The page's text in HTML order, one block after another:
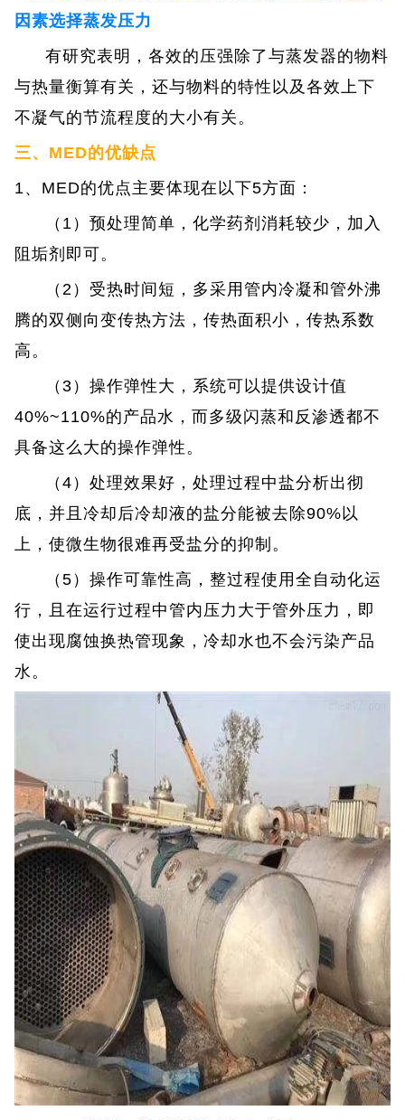
因素选择蒸发压力
有研究表明，各效的压强除了与蒸发器的物料
与热量衡算有关，还与物料的特性以及各效上下
不凝气的节流程度的大小有关。
三、MED的优缺点
1、MED的优点主要体现在以下5方面：
（1）预处理简单，化学药剂消耗较少，加入
阻垢剂即可。
（2）受热时间短，多采用管内冷凝和管外沸
腾的双侧向变传热方法，传热面积小，传热系数
高。
（3）操作弹性大，系统可以提供设计值
40%~110%的产品水，而多级闪蒸和反渗透都不
具备这么大的操作弹性。
（4）处理效果好，处理过程中盐分析出彻
底，并且冷却后冷却液的盐分能被去除90%以
上，使微生物很难再受盐分的抑制。
（5）操作可靠性高，整过程使用全自动化运
行，且在运行过程中管内压力大于管外压力，即
使出现腐蚀换热管现象，冷却水也不会污染产品
水。